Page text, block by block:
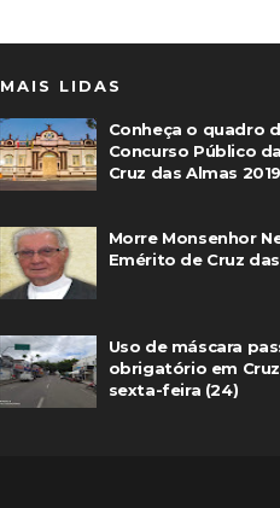
MAIS LIDAS
Conheça o quadro
Concurso Público
Cruz das Almas 2019
Morre Monsenhor
Emérito de Cruz
Uso de máscara
obrigatório em
sexta-feira (24)